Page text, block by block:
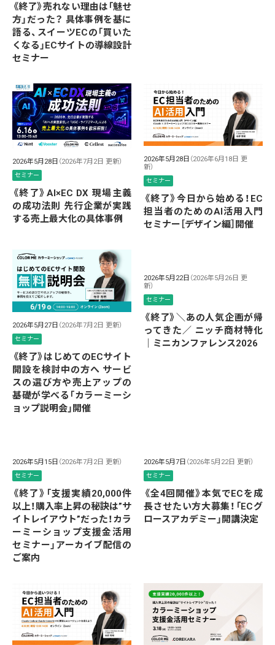
《終了》売れない理由は「魅せ
方」だった？ 具体事例を基に
語る、スイーツECの「買いた
くなる」ECサイトの導線設計
セミナー
2026年5月28日 （2026年7月2日 更新）
セミナー
《終了》AI×EC DX 現場主義
の成功法則 先行企業が実践
する売上最大化の具体事例
2026年5月28日 （2026年6月18日 更
新）
セミナー
《終了》今日から始める！EC
担当者のためのAI活用入門
セミナー［デザイン編］開催
2026年5月27日 （2026年7月2日 更新）
セミナー
《終了》はじめてのECサイト
開設を検討中の方へ サービ
スの選び方や売上アップの
基礎が学べる「カラーミーシ
ョップ説明会」開催
2026年5月22日 （2026年5月26日 更
新）
セミナー
《終了》＼あの人気企画が帰
ってきた／ ニッチ商材特化
｜ミニカンファレンス2026
2026年5月15日 （2026年7月2日 更新）
セミナー
《終了》「支援実績20,000件
以上！購入率上昇の秘訣は”サ
イトレイアウト”だった！カラ
ーミーショップ支援金活用
セミナー」アーカイブ配信の
ご案内
2026年5月7日 （2026年5月22日 更新）
セミナー
《全4回開催》本気でECを成
長させたい方大募集！「ECグ
ロースアカデミー」開講決定